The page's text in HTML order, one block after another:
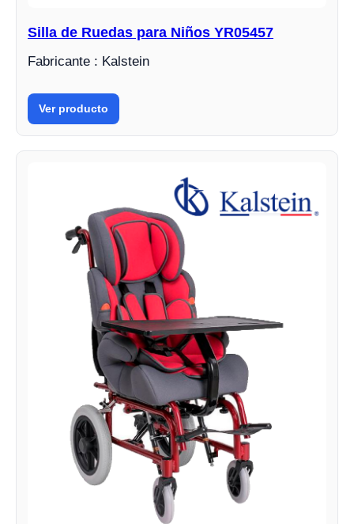
Silla de Ruedas para Niños YR05457
Fabricante : Kalstein
Ver producto